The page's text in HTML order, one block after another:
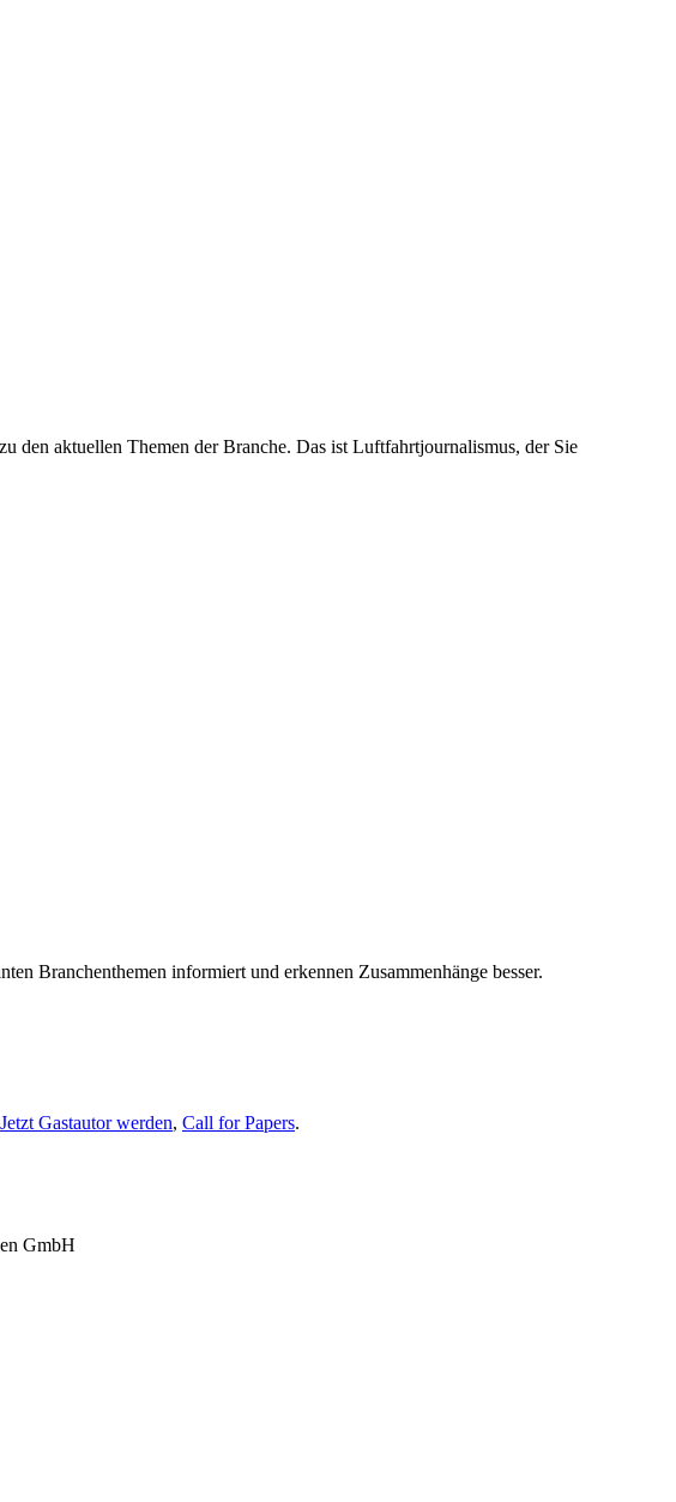
den aktuellen Themen der Branche. Das ist Luftfahrtjournalismus, der Sie
Branchenthemen informiert und erkennen Zusammenhänge besser.
Jetzt Gastautor werden, Call for Papers.
GmbH